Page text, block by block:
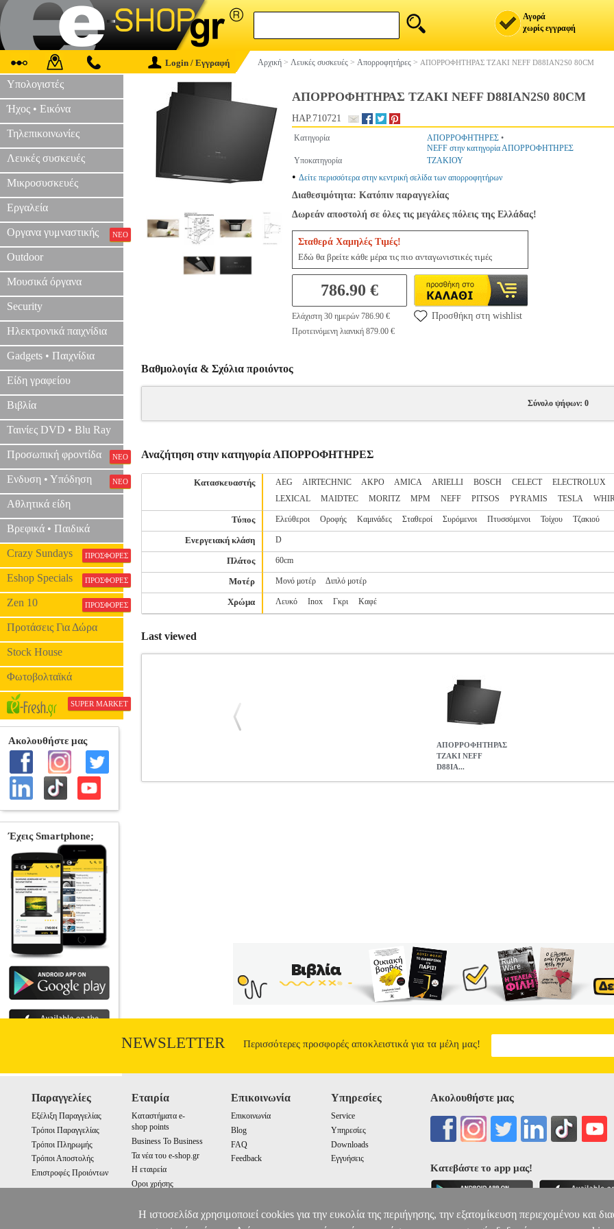
Αγορά
χωρίς εγγραφή
Login / Εγγραφή Αρχική > Λευκές συσκευές > Απορροφητήρες > ΑΠΟΡΡΟΦΗΤΗΡΑΣ ΤΖΑΚΙ NEFF D88IAN2S0 80CM
Υπολογιστές
Ήχος • Εικόνα
Τηλεπικοινωνίες
Λευκές συσκευές
Μικροσυσκευές
Εργαλεία
Οργανα γυμναστικής ΝΕΟ
Outdoor
Μουσικά όργανα
Security
Ηλεκτρονικά παιχνίδια
Gadgets • Παιχνίδια
Είδη γραφείου
Βιβλία
Ταινίες DVD • Blu Ray
Προσωπική φροντίδα ΝΕΟ
Ενδυση • Υπόδηση ΝΕΟ
Αθλητικά είδη
Βρεφικά • Παιδικά
Crazy Sundays ΠΡΟΣΦΟΡΕΣ
Eshop Specials ΠΡΟΣΦΟΡΕΣ
Zen 10 ΠΡΟΣΦΟΡΕΣ
Προτάσεις Για Δώρα
Stock House
Φωτοβολταϊκά
SUPER MARKET
ΑΠΟΡΡΟΦΗΤΗΡΑΣ ΤΖΑΚΙ NEFF D88IAN2S0 80CM
HAP.710721
Κατηγορία ΑΠΟΡΡΟΦΗΤΗΡΕΣ •
NEFF στην κατηγορία ΑΠΟΡΡΟΦΗΤΗΡΕΣ
Υποκατηγορία
ΤΖΑΚΙΟΥ
• Δείτε περισσότερα στην κεντρική σελίδα των απορροφητήρων
Διαθεσιμότητα: Κατόπιν παραγγελίας
Δωρεάν αποστολή σε όλες τις μεγάλες πόλεις της Ελλάδας!
Σταθερά Χαμηλές Τιμές!
Εδώ θα βρείτε κάθε μέρα τις πιο ανταγωνιστικές τιμές
786.90 €
Ελάχιστη 30 ημερών 786.90 €
Προτεινόμενη λιανική 879.00 €
Προσθήκη στη wishlist
Βαθμολογία & Σχόλια προιόντος
Σύνολο ψήφων: 0
Αναζήτηση στην κατηγορία ΑΠΟΡΡΟΦΗΤΗΡΕΣ
Κατασκευαστής AEG AIRTECHNIC AKPO AMICA ARIELLI BOSCH CELECT ELECTROLUX
LEXICAL
MAIDTEC MORITZ MPM NEFF PITSOS PYRAMIS TESLA
Τύπος Ελεύθεροι Οροφής Καμινάδες Σταθεροί Συρόμενοι Πτυσσόμενοι Τοίχου Τζακιού
Ενεργειακή κλάση D
Πλάτος 60cm
Μοτέρ Μονό μοτέρ Διπλό μοτέρ
Χρώμα Λευκό Inox Γκρι Καφέ
Last viewed
ΑΠΟΡΡΟΦΗΤΗΡΑΣ
ΤΖΑΚΙ NEFF
D88IA...
NEWSLETTER Περισσότερες προσφορές αποκλειστικά για τα μέλη μας!
Παραγγελίες
Εξέλιξη Παραγγελίας
Τρόποι Παραγγελίας
Τρόποι Πληρωμής
Τρόποι Αποστολής
Επιστροφές Προιόντων
Εταιρία
Καταστήματα e-
shop points
Business To Business
Τα νέα του e-shop.gr
Η εταιρεία
Οροι χρήσης
Επικοινωνία
Επικοινωνία
Blog
FAQ
Feedback
Υπηρεσίες
Service
Υπηρεσίες
Downloads
Εγγυήσεις
Ακολουθήστε μας
Κατεβάστε το app μας!
Η ιστοσελίδα χρησιμοποιεί cookies για την ευκολία της περιήγησης, την εξατομίκευση περιεχομένου και